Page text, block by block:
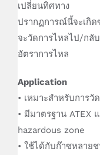
เปลี่ยนทิศทาง
ปรากฏการณ์นี้จะเกิ
จะวัดการไหลไป/กลั
อัตราการไหล
Application
• เหมาะสำหรับการ
• มีมาตรฐาน ATEX
hazardous zone
• ใช้ได้กับก๊าซหลาย